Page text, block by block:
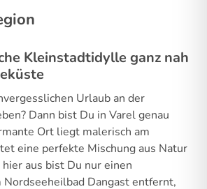
Kleinstadtidylle ganz nah
Urlaub an der
Dann bist Du in Varel genau
Ort liegt malerisch am
eine perfekte Mischung aus Natur
aus bist Du nur einen
Nordseeheilbad Dangast entfernt,